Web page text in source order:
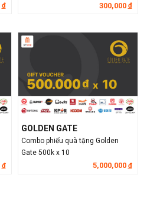
đ 300,000 đ
đ
GOLDEN GATE
Combo phiếu quà tặng Golden
Gate 500k x 10
5,000,000 đ